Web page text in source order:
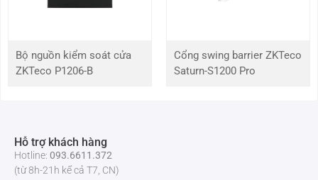
Giao diện và lưu trữ
Bộ nguồn kiểm soát cửa
ZKTeco P1206-B
Cổng swing barrier ZKTeco
Saturn-S1200 Pro
Hỗ trợ khách hàng
Hotline: 093.6611.372
(từ 8h-21h kể cả T7, CN)